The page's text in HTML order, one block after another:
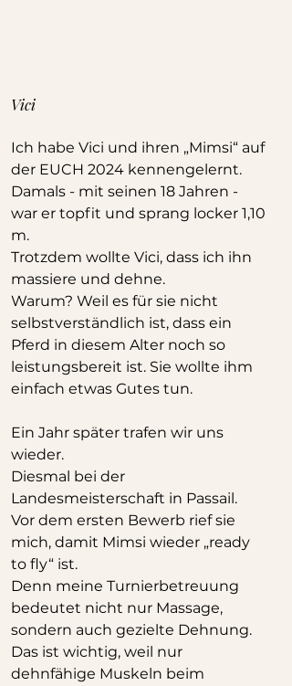
Vici
Ich habe Vici und ihren „Mimsi“ auf
der EUCH 2024 kennengelernt.
Damals - mit seinen 18 Jahren -
war er topfit und sprang locker 1,10
m.
Trotzdem wollte Vici, dass ich ihn
massiere und dehne.
Warum? Weil es für sie nicht
selbstverständlich ist, dass ein
Pferd in diesem Alter noch so
leistungsbereit ist. Sie wollte ihm
einfach etwas Gutes tun.
Ein Jahr später trafen wir uns
wieder.
Diesmal bei der
Landesmeisterschaft in Passail.
Vor dem ersten Bewerb rief sie
mich, damit Mimsi wieder „ready
to fly“ ist.
Denn meine Turnierbetreuung
bedeutet nicht nur Massage,
sondern auch gezielte Dehnung.
Das ist wichtig, weil nur
dehnfähige Muskeln beim